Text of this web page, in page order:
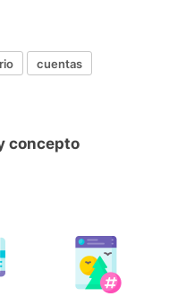
cuentas
concepto